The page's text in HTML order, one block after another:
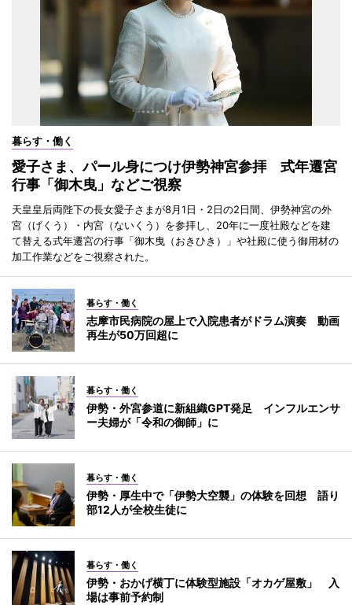
暮らす・働く
愛子さま、パール身につけ伊勢神宮参拝 式年遷宮
行事「御木曳」などご視察
天皇皇后両陛下の長女愛子さまが8月1日・2日の2日間、伊勢神宮の外
宮（げくう）・内宮（ないくう）を参拝し、20年に一度社殿などを建
て替える式年遷宮の行事「御木曳（おきひき）」や社殿に使う御用材の
加工作業などをご視察された。
暮らす・働く
志摩市民病院の屋上で入院患者がドラム演奏 動画
再生が50万回超に
暮らす・働く
伊勢・外宮参道に新組織GPT発足 インフルエンサ
ー夫婦が「令和の御師」に
暮らす・働く
伊勢・厚生中で「伊勢大空襲」の体験を回想 語り
部12人が全校生徒に
暮らす・働く
伊勢・おかげ横丁に体験型施設「オカゲ屋敷」 入
場は事前予約制